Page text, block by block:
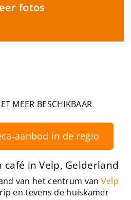
fotos
MEER BESCHIKBAAR
in de regio
café in Velp, Gelderland
van het centrum van Velp
en tevens de huiskamer